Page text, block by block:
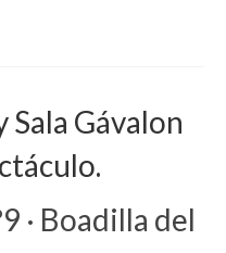
Sala Gávalon
· Boadilla del